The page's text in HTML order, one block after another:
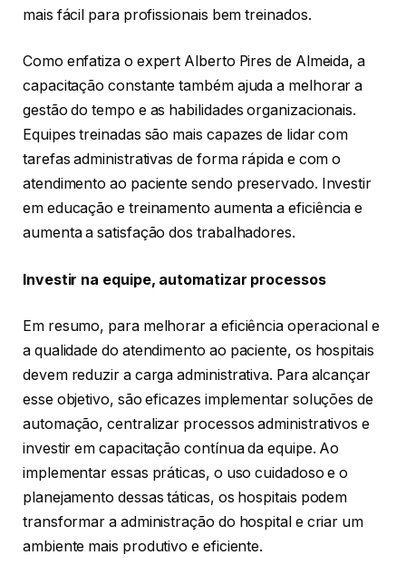
mais fácil para profissionais bem treinados.
Como enfatiza o expert Alberto Pires de Almeida, a
capacitação constante também ajuda a melhorar a
gestão do tempo e as habilidades organizacionais.
Equipes treinadas são mais capazes de lidar com
tarefas administrativas de forma rápida e com o
atendimento ao paciente sendo preservado. Investir
em educação e treinamento aumenta a eficiência e
aumenta a satisfação dos trabalhadores.
Investir na equipe, automatizar processos
Em resumo, para melhorar a eficiência operacional e
a qualidade do atendimento ao paciente, os hospitais
devem reduzir a carga administrativa. Para alcançar
esse objetivo, são eficazes implementar soluções de
automação, centralizar processos administrativos e
investir em capacitação contínua da equipe. Ao
implementar essas práticas, o uso cuidadoso e o
planejamento dessas táticas, os hospitais podem
transformar a administração do hospital e criar um
ambiente mais produtivo e eficiente.